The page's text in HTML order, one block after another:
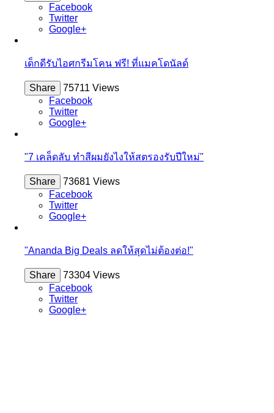
Facebook
Twitter
Google+
เด็กดีรับไอศกรีมโคน ฟรี! ที่แมคโดนัลด์
Share
75711 Views
Facebook
Twitter
Google+
"7 เคล็ดลับ ทำสีผมยังไงให้สตรองรับปีใหม่"
Share
73681 Views
Facebook
Twitter
Google+
"Ananda Big Deals ลดให้สุดไม่ต้องต่อ!"
Share
73304 Views
Facebook
Twitter
Google+